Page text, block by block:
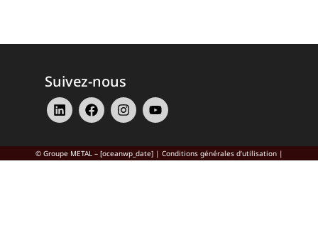
Suivez-nous
© Groupe METAL – [oceanwp_date] | Conditions générales d’utilisation|